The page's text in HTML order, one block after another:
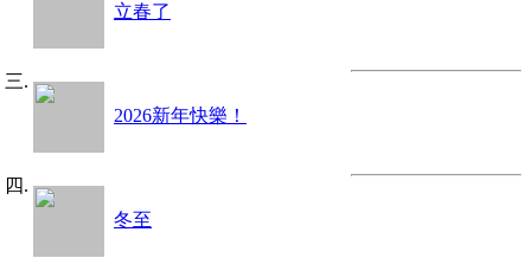
立春了
2026新年快樂！
冬至